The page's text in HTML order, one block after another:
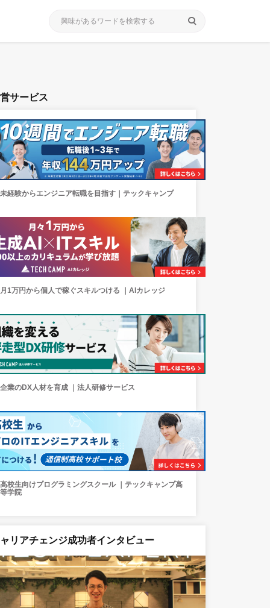
search
サービス
未経験からエンジニア転職を目指す｜テックキャンプ
月1万円から個人で稼ぐスキルつける ｜AIカレッジ
企業のDX人材を育成 ｜法人研修サービス
高校生向けプログラミングスクール ｜テックキャンプ高
等学院
リアチェンジ成功者インタビュー